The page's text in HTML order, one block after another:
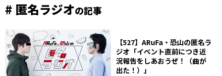
# 匿名ラジオの記事
【527】ARuFa・恐山の匿名ラ
ジオ「イベント直前につき近
況報告をしあおうぜ！（曲が
出た！）」